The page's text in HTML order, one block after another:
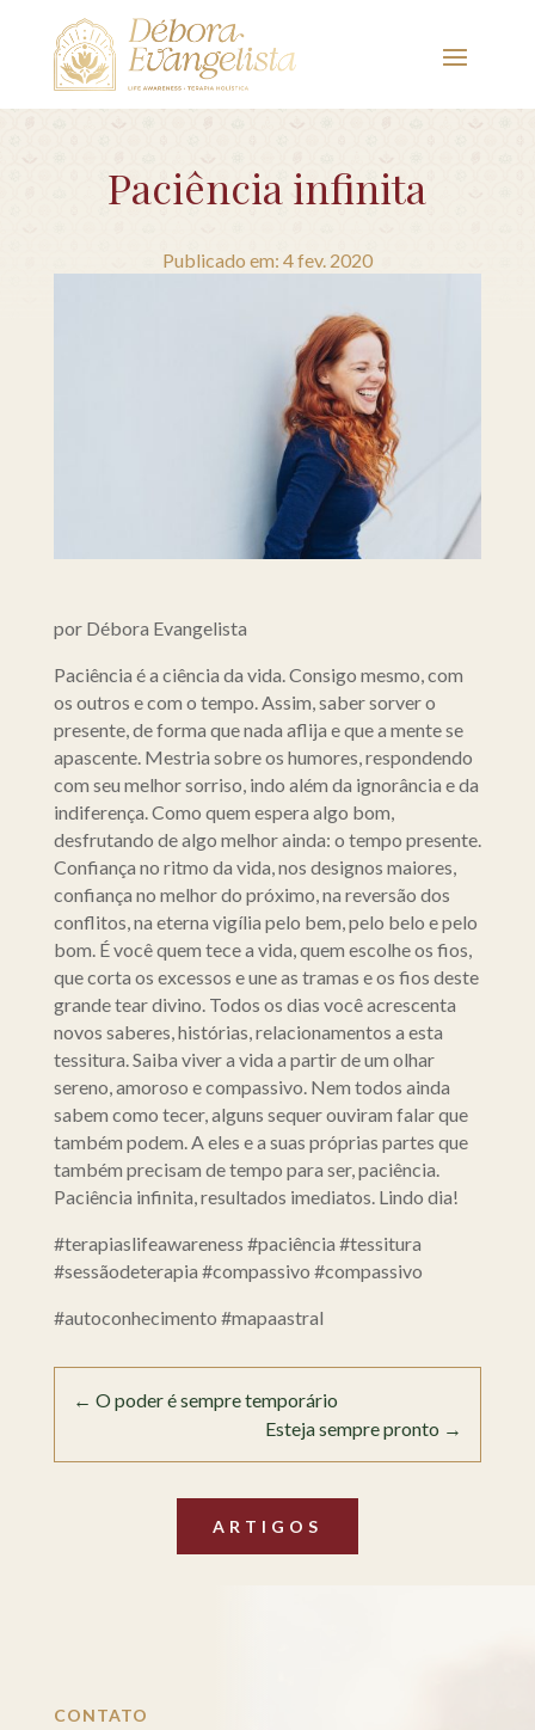
Paciência infinita
Publicado em: 4 fev. 2020
por Débora Evangelista
Paciência é a ciência da vida. Consigo mesmo, com
os outros e com o tempo. Assim, saber sorver o
presente, de forma que nada aflija e que a mente se
apascente. Mestria sobre os humores, respondendo
com seu melhor sorriso, indo além da ignorância e da
indiferença. Como quem espera algo bom,
desfrutando de algo melhor ainda: o tempo presente.
Confiança no ritmo da vida, nos designos maiores,
confiança no melhor do próximo, na reversão dos
conflitos, na eterna vigília pelo bem, pelo belo e pelo
bom. É você quem tece a vida, quem escolhe os fios,
que corta os excessos e une as tramas e os fios deste
grande tear divino. Todos os dias você acrescenta
novos saberes, histórias, relacionamentos a esta
tessitura. Saiba viver a vida a partir de um olhar
sereno, amoroso e compassivo. Nem todos ainda
sabem como tecer, alguns sequer ouviram falar que
também podem. A eles e a suas próprias partes que
também precisam de tempo para ser, paciência.
Paciência infinita, resultados imediatos. Lindo dia!
#terapiaslifeawareness #paciência #tessitura
#sessãodeterapia #compassivo #compassivo
#autoconhecimento #mapaastral
← O poder é sempre temporário
Esteja sempre pronto →
ARTIGOS
CONTATO